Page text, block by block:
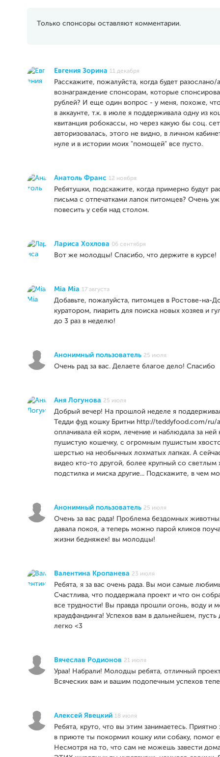
Только спонсоры оставляют комментарии.
Евгения Зорина 11 декабря
Расскажите, пожалуйста, когда будет разослано/
вознаграждение спонсорам, которые
рублей? И еще один вопрос - у меня, похоже,
в аккаунте, т.к. в июле я поддерживала одну из
квитанция робокассы, но через какую бы соц.
авторизовалась, этого не видно, в личном
нуле и в истории моих "помощей" все пусто.
Анатоль Франс 12 ноября
Ребятушки, подскажите, когда примерно будут
письма с отпечатками лапок питомцев? Очень уж
повесить у себя над столом.
Лариса Хохлова 06 сентября
Вот же молодцы! Спасибо, что держите в курсе!
Mia Mia 17 августа
Добавьте, пожалуйста, питомцев в Ростове-на-
куратором, пиарить для поиска новых хозяев и
до 3 раз в неделю!
Анонимный пользователь 25 июля
Очень рад за вас. Делаете благое дело! Спасибо
Аня Логунова 25 июля
Добрый вечер! На прошлой неделе я
Тедди фуд кошку Бритни http://teddyfood.com/ru/
оплачивала ей корм, лечение и наблюдала за ней
пушистую кошечку, с огромным пушистым
шерстью на необычных лохматых лапках. А
видео кто-то другой, более крупный со светлым
подстилка и миска другие... Подскажите, в чем
Анонимный пользователь 25 июля
Очень за вас рада! Проблема бездомных
давала покоя, а теперь можно парой кликов
жизни бедняжек! вы молодцы!
Валентина Кропанева 23 июля
Ребята, я за вас очень рада. Вы мои самые
Счастлива, что поддержала проект и что он
все трудности! Вы правда прошли огонь, воду и
краудфандинга! Успехов вам в дальнейшем, пусть
легко <3
Вячеслав Родионов 21 июля
Ураа! Набрали! Молодцы ребята, отличный
Всяческих вам и вашим подопечным успехов
Алексей Явецкий 18 июля
Ребята, круто, что вы этим занимаетесь. Приятно
в приюте ты покормил кошку или собаку, помог
Несмотря на то, что сам не можешь завести